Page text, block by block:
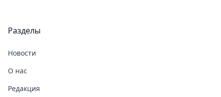
Разделы
Новости
О нас
Редакция